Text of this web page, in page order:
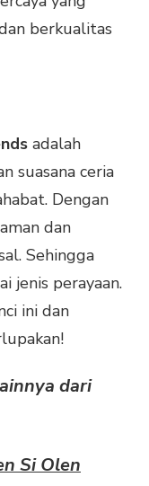
berkualitas
adalah
suasana ceria
Dengan
dan
Sehingga
jenis perayaan.
ini dan
dari
Si Olen